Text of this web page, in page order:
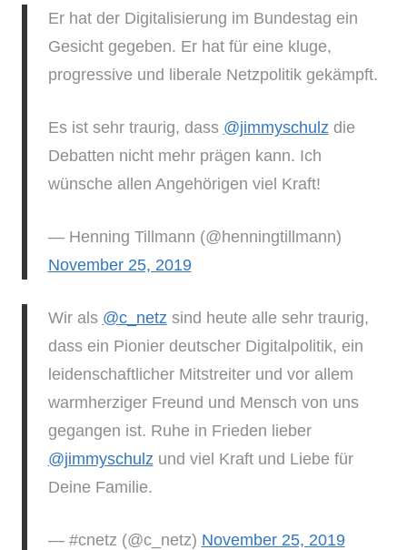
Er hat der Digitalisierung im Bundestag ein
Gesicht gegeben. Er hat für eine kluge,
progressive und liberale Netzpolitik gekämpft.
Es ist sehr traurig, dass @jimmyschulz die
Debatten nicht mehr prägen kann. Ich
wünsche allen Angehörigen viel Kraft!
— Henning Tillmann (@henningtillmann)
November 25, 2019
Wir als @c_netz sind heute alle sehr traurig,
dass ein Pionier deutscher Digitalpolitik, ein
leidenschaftlicher Mitstreiter und vor allem
warmherziger Freund und Mensch von uns
gegangen ist. Ruhe in Frieden lieber
@jimmyschulz und viel Kraft und Liebe für
Deine Familie.
— #cnetz (@c_netz) November 25, 2019